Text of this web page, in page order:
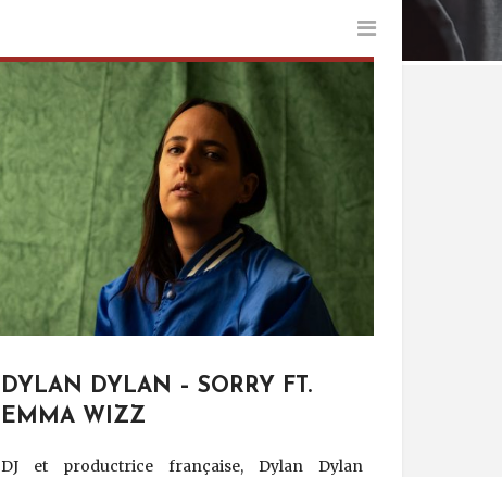
DYLAN DYLAN – SORRY FT.
EMMA WIZZ
DJ et productrice française, Dylan Dylan